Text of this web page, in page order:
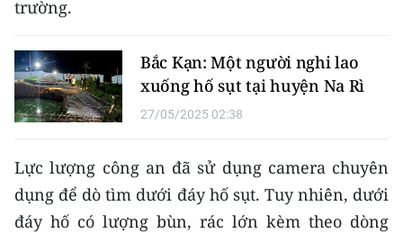
Nguyên
Đông Nam Bộ
Chuyên trang Hà Nội
Chuyên trang TP. Hồ Chí Minh
trường.
Bắc Kạn: Một người nghi lao
xuống hố sụt tại huyện Na Rì
27/05/2025 02:38
Lực lượng công an đã sử dụng camera chuyên
dụng để dò tìm dưới đáy hố sụt. Tuy nhiên, dưới
đáy hố có lượng bùn, rác lớn kèm theo dòng